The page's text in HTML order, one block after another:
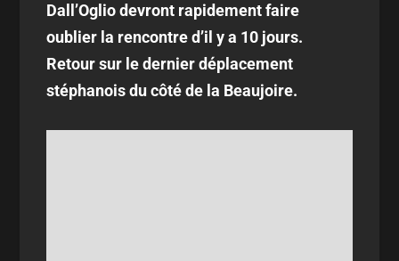
Dall’Oglio devront rapidement faire
oublier la rencontre d’il y a 10 jours.
Retour sur le dernier déplacement
stéphanois du côté de la Beaujoire.